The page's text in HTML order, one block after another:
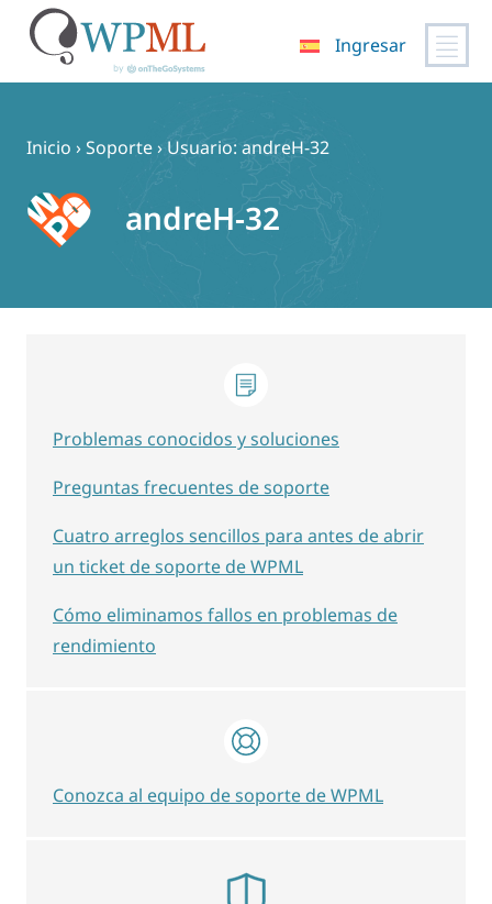
contenido
Ingresar
Inicio ›Soporte› Usuario: andreH-32
andreH-32
Problemas conocidos y soluciones
Preguntas frecuentes de soporte
Cuatro arreglos sencillos para antes de abrir
un ticket de soporte de WPML
Cómo eliminamos fallos en problemas de
rendimiento
Conozca al equipo de soporte de WPML